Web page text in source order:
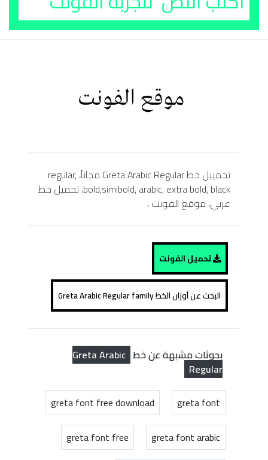
تحمييل خط Greta Arabic Regular مجاناً، regular,
bold,simibold, arabic, extra bold, black، تحميل خط
عربي، موقع الفونت ،
تحميل الفونت
البحث عن أوزان الخط Greta Arabic Regular family
بحوثات مشبهة عن خط Greta Arabic
Regular
greta font
greta font free download
greta font arabic
greta font free